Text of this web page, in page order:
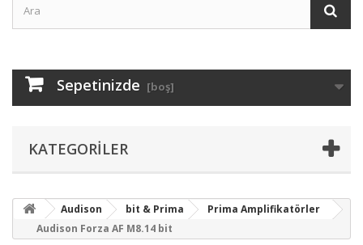
Sepetinizde [boş]
KATEGORILER
Audison bit & Prima
Prima Amplifikatörler
Audison Forza AF M8.14 bit